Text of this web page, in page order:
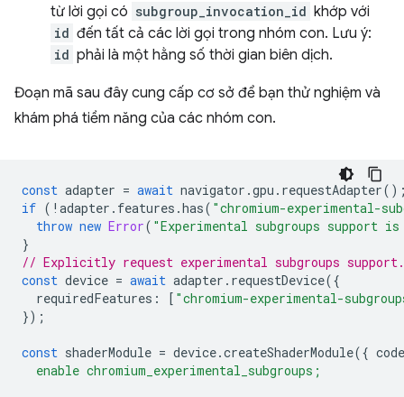
từ lời gọi có subgroup_invocation_id khớp với
id đến tất cả các lời gọi trong nhóm con. Lưu ý:
id phải là một hằng số thời gian biên dịch.
Đoạn mã sau đây cung cấp cơ sở để bạn thử nghiệm và
khám phá tiềm năng của các nhóm con.
const adapter = await navigator .gpu . requestAdapter
if ( ! adapter . features .has( "chromium-experimental-
throw new Error( "Experimental subgroups support
}
// Explicitly request experimental subgroups support.
const device = await adapter . requestDevice({
requiredFeatures : [ "chromium-experimental-
});
const shaderModule = device.createShaderModule({ code
  enable chromium_experimental_subgroups;